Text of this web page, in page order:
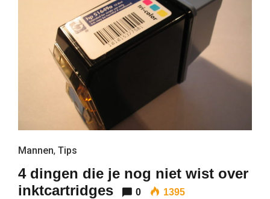
Mannen, Tips
4 dingen die je nog niet wist over
inktcartridges
0 1395